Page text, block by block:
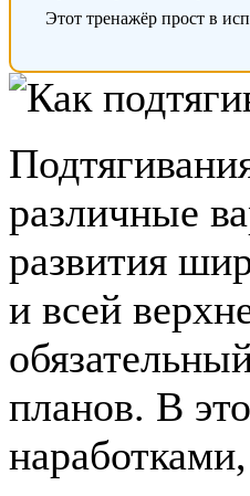
Этот тренажёр прост в
различные
развития
и всей
планов. В